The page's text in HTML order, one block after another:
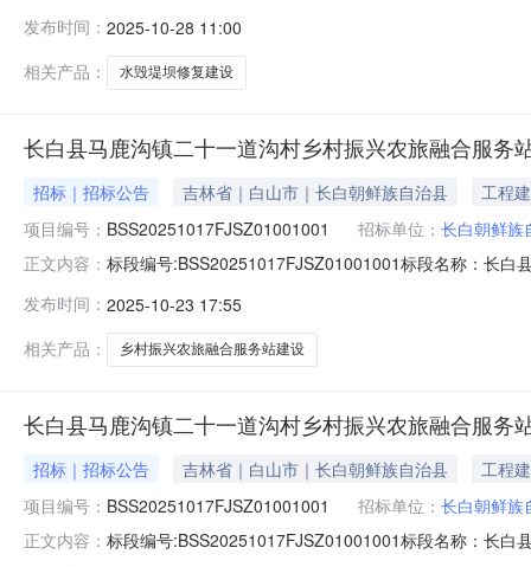
双阳区奢岭街道奢岭四街101号房屋305室联系方式：
发布时间： 2025-10-28 11:00
相关产品：
水毁堤坝修复建设
长白县马鹿沟镇二十一道沟村乡村振兴农旅融合服务
招标｜招标公告 吉林省｜白山市｜长白朝鲜族自治县
工程
项目编号： BSS20251017FJSZ01001001 招标单位： 长白朝鲜族
正文内容： 标段编号:BSS20251017FJSZ01001001标段名称：长白
法）.pdf投标人须知前附表：附件：投标人须知.pdf其他
发布时间： 2025-10-23 17:55
相关产品：
乡村振兴农旅融合服务站建设
长白县马鹿沟镇二十一道沟村乡村振兴农旅融合服务
招标｜招标公告 吉林省｜白山市｜长白朝鲜族自治县
工程
项目编号： BSS20251017FJSZ01001001 招标单位： 长白朝鲜族
正文内容： 标段编号:BSS20251017FJSZ01001001标段名称：长白